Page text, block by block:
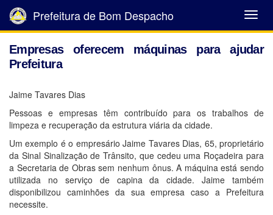
Abrir
Menu
Prefeitura de Bom Despacho
Empresas oferecem máquinas para ajudar
Prefeitura
Jaime Tavares Dias
Pessoas e empresas têm contribuído para os trabalhos de
limpeza e recuperação da estrutura viária da cidade.
Um exemplo é o empresário Jaime Tavares Dias, 65, proprietário
da Sinal Sinalização de Trânsito, que cedeu uma Roçadeira para
a Secretaria de Obras sem nenhum ônus. A máquina está sendo
utilizada no serviço de capina da cidade. Jaime também
disponibilizou caminhões da sua empresa caso a Prefeitura
necessite.